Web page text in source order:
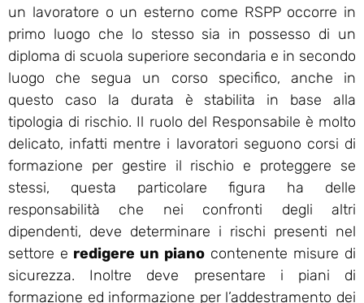
un lavoratore o un esterno come RSPP occorre in
primo luogo che lo stesso sia in possesso di un
diploma di scuola superiore secondaria e in secondo
luogo che segua un corso specifico, anche in
questo caso la durata è stabilita in base alla
tipologia di rischio. Il ruolo del Responsabile è molto
delicato, infatti mentre i lavoratori seguono corsi di
formazione per gestire il rischio e proteggere se
stessi, questa particolare figura ha delle
responsabilità che nei confronti degli altri
dipendenti, deve determinare i rischi presenti nel
settore e redigere un piano contenente misure di
sicurezza. Inoltre deve presentare i piani di
formazione ed informazione per l’addestramento dei